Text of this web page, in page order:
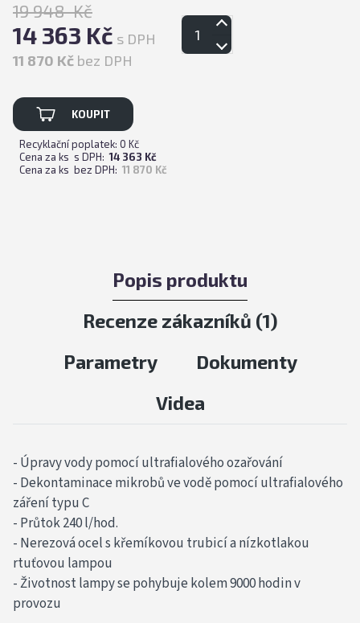
19 948 Kč
14 363 Kč s DPH
11 870 Kč bez DPH
KOUPIT
Recyklační poplatek: 0 Kč
Cena za ks s DPH:14 363 Kč
Cena za ks bez DPH: 11 870 Kč
Popis produktu
Recenze zákazníků (1)
Parametry
Dokumenty
Videa
- Úpravy vody pomocí ultrafialového ozařování
- Dekontaminace mikrobů ve vodě pomocí ultrafialového
záření typu C
- Průtok 240 l/hod.
- Nerezová ocel s křemíkovou trubicí a nízkotlakou
rtuťovou lampou
- Životnost lampy se pohybuje kolem 9000 hodin v
provozu